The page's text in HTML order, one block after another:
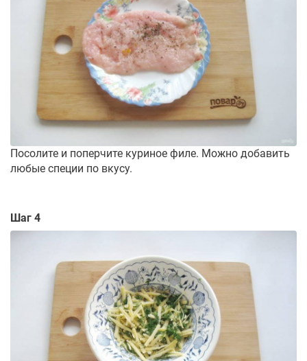
Посолите и поперчите куриное филе. Можно добавить
любые специи по вкусу.
Шаг 4